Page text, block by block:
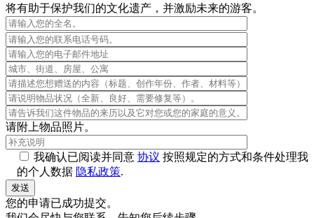
将有助于保护我们的文化遗产，并激励未来的游客。
请附上物品照片。
我确认已阅读并同意 协议 按照规定的方式和条件处理我
的个人数据 隐私政策.
您的申请已成功提交。